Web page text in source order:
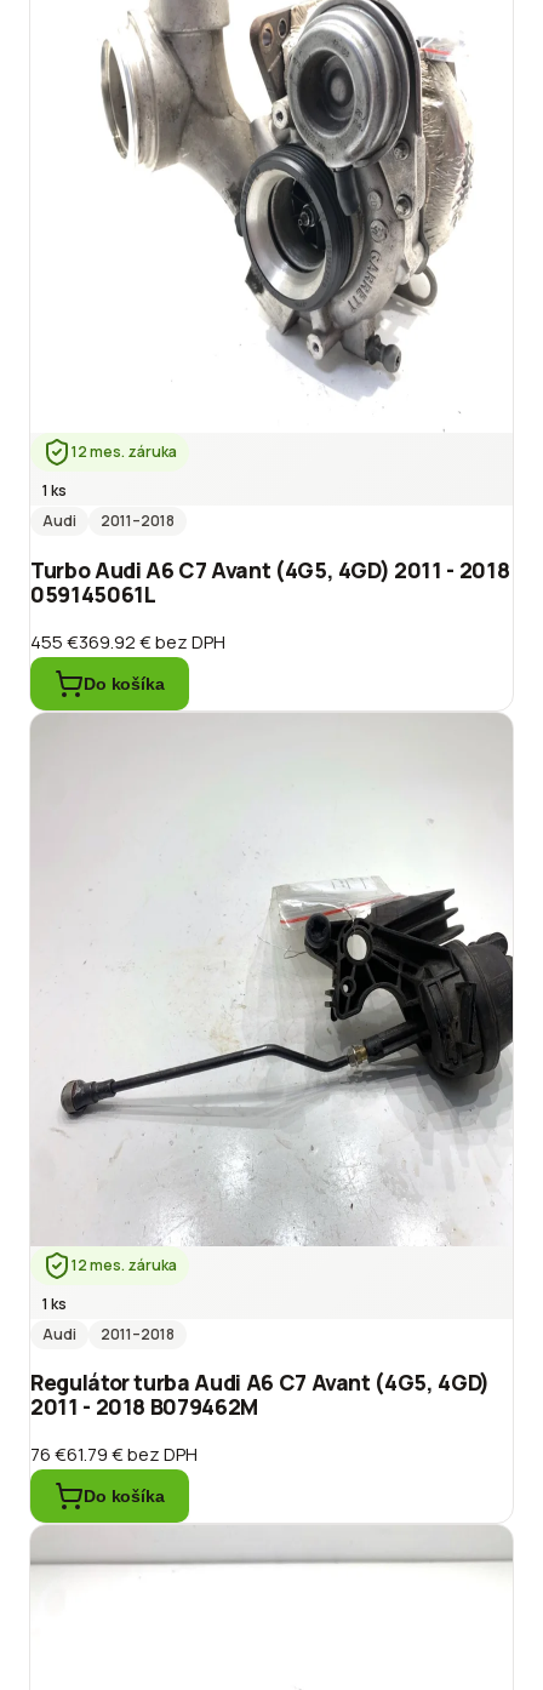
12 mes. záruka
1 ks
Audi
2011–2018
Turbo Audi A6 C7 Avant (4G5, 4GD) 2011 - 2018
059145061L
455 €369.92 €bez DPH
Do košíka
12 mes. záruka
1 ks
Audi
2011–2018
Regulátor turba Audi A6 C7 Avant (4G5, 4GD)
2011 - 2018 B079462M
76 €61.79 €bez DPH
Do košíka